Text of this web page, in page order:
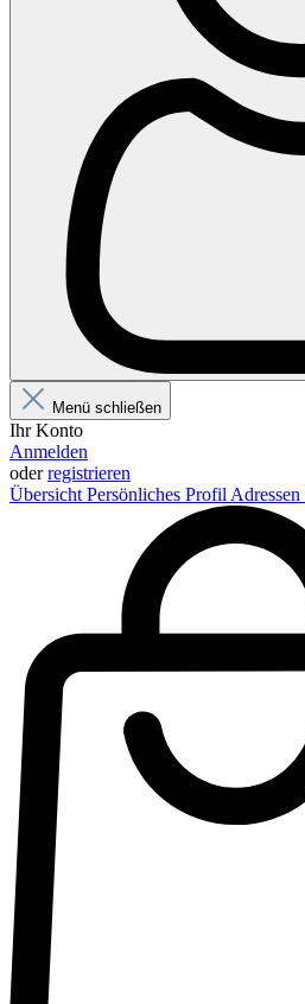
Menü schließen
Ihr Konto
Anmelden
oderregistrieren
Übersicht Persönliches Profil Adressen